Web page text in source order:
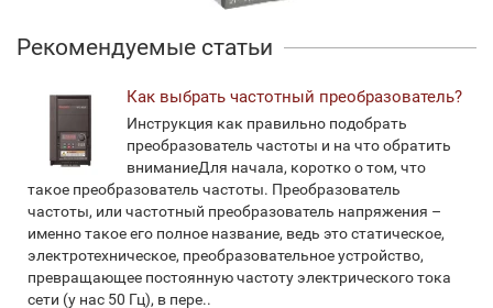
Рекомендуемые статьи
Как выбрать частотный преобразователь?
Инструкция как правильно подобрать
преобразователь частоты и на что обратить
вниманиеДля начала, коротко о том, что
такое преобразователь частоты. Преобразователь
частоты, или частотный преобразователь напряжения –
именно такое его полное название, ведь это статическое,
электротехническое, преобразовательное устройство,
превращающее постоянную частоту электрического тока
сети (у нас 50 Гц), в пере..